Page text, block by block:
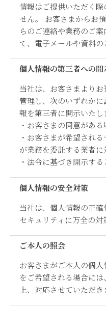
情報はご提供いただく
せん。 お客さまからお
らのご連絡や業務のご
て、電子メールや資料の
個人情報の第三者への
当社は、お客さまより
管理し、次のいずれか
報を第三者に開示いたし
・お客さまの同意がある
・お客さまが希望され
が業務を委託する業者
・法令に基づき開示す
個人情報の安全対策
当社は、個人情報の正確
セキュリティに万全の
ご本人の照会
お客さまがご本人の個
をご希望される場合に
上、対応させていただき